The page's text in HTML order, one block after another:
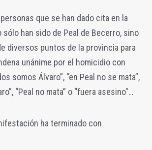
que se han dado cita en la
han sido de Peal de Becerro, sino
diversos puntos de la provincia para
unánime por el homicidio con
somos Álvaro”, “en Peal no se mata”,
“Peal no mata” o “fuera asesino"…
ha terminado con